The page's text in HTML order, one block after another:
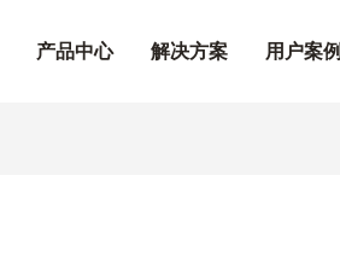
产品中心 解决方案 用户案例